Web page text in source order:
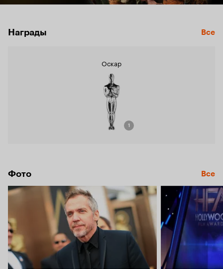
Награды Все
Оскар
1
Фото Все